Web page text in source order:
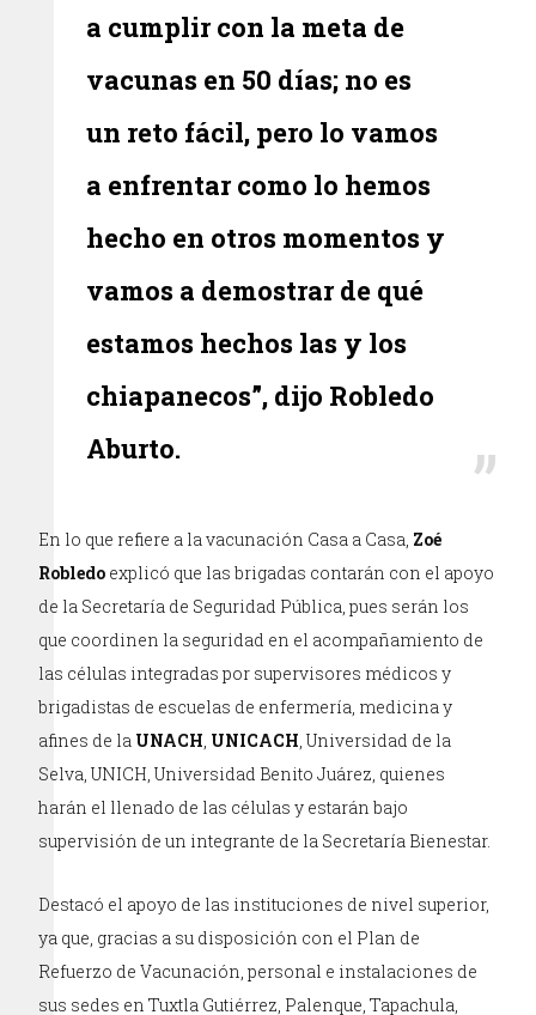
a cumplir con la meta de
vacunas en 50 días; no es
un reto fácil, pero lo vamos
a enfrentar como lo hemos
hecho en otros momentos y
vamos a demostrar de qué
estamos hechos las y los
chiapanecos”, dijo Robledo
Aburto.
En lo que refiere a la vacunación Casa a Casa, Zoé
Robledo explicó que las brigadas contarán con el apoyo
de la Secretaría de Seguridad Pública, pues serán los
que coordinen la seguridad en el acompañamiento de
las células integradas por supervisores médicos y
brigadistas de escuelas de enfermería, medicina y
afines de la UNACH UNICACH , Universidad de la
Selva, UNICH, Universidad Benito Juárez, quienes
harán el llenado de las células y estarán bajo
supervisión de un integrante de la Secretaría Bienestar.
Destacó el apoyo de las instituciones de nivel superior,
ya que, gracias a su disposición con el Plan de
Refuerzo de Vacunación, personal e instalaciones de
sus sedes en Tuxtla Gutiérrez, Palenque, Tapachula,